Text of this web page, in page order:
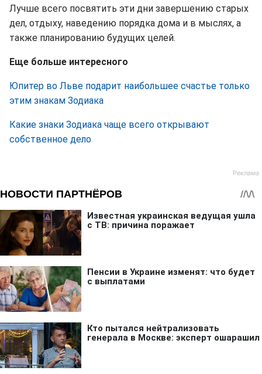
Лучше всего посвятить эти дни завершению старых
дел, отдыху, наведению порядка дома и в мыслях, а
также планированию будущих целей.
Еще больше интересного
Юпитер во Льве подарит наибольшее счастье только
этим знакам Зодиака
Какие знаки Зодиака чаще всего открывают
собственное дело